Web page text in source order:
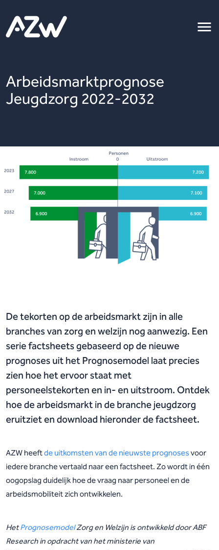
Arbeidsmarktprognose
Jeugdzorg 2022-2032
De tekorten op de arbeidsmarkt zijn in alle
branches van zorg en welzijn nog aanwezig. Een
serie factsheets gebaseerd op de nieuwe
prognoses uit het Prognosemodel laat precies
zien hoe het ervoor staat met
personeelstekorten en in- en uitstroom. Ontdek
hoe de arbeidsmarkt in de branche jeugdzorg
eruitziet en download hieronder de factsheet.
AZW heeftde uitkomsten van de nieuwste prognosesvoor
iedere branche vertaald naar een factsheet. Zo wordt in één
oogopslag duidelijk hoe de vraag naar personeel en de
arbeidsmobiliteit zich ontwikkelen.
HetPrognosemodelZorg en Welzijn is ontwikkeld door ABF
Research in opdracht van het ministerie van